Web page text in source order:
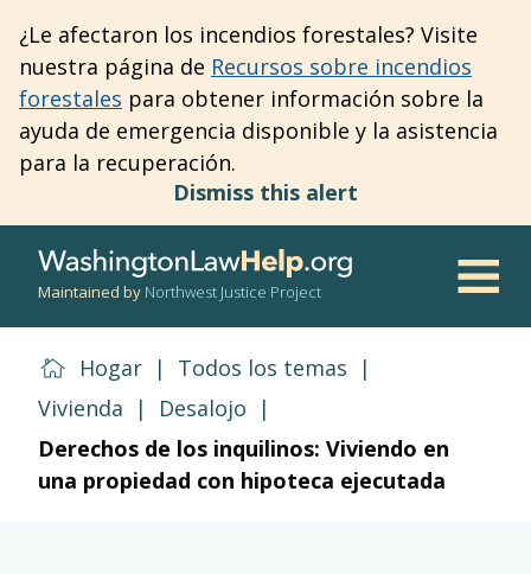
to
main
content
¿Le afectaron los incendios forestales? Visite
nuestra página de Recursos sobre incendios
forestales para obtener información sobre la
ayuda de emergencia disponible y la asistencia
para la recuperación.
Dismiss this alert
Maintained by Northwest Justice Project
Hogar | Todos los temas
|
Vivienda
| Desalojo
|
Derechos de los inquilinos: Viviendo en
una propiedad con hipoteca ejecutada